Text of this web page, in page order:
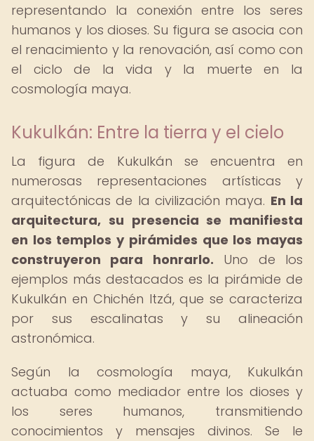
representando la conexión entre los seres
humanos y los dioses. Su figura se asocia con
el renacimiento y la renovación, así como con
el ciclo de la vida y la muerte en la
cosmología maya.
Kukulkán: Entre la tierra y el cielo
La figura de Kukulkán se encuentra en
numerosas representaciones artísticas y
arquitectónicas de la civilización maya. En la
arquitectura, su presencia se manifiesta
en los templos y pirámides que los mayas
construyeron para honrarlo. Uno de los
ejemplos más destacados es la pirámide de
Kukulkán en Chichén Itzá, que se caracteriza
por sus escalinatas y su alineación
astronómica.
Según la cosmología maya, Kukulkán
actuaba como mediador entre los dioses y
los seres humanos, transmitiendo
conocimientos y mensajes divinos. Se le